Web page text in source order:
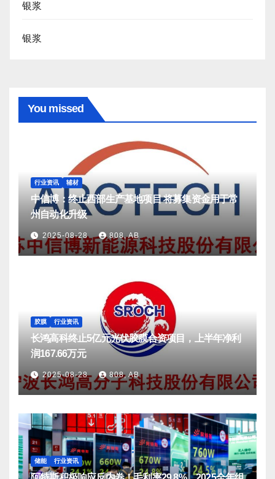
银浆
银浆
You missed
行业资讯 辅材
中信博：终止西部生产基地项目 将募集资金用于常
州自动化升级
2025-08-28 808, AB
胶膜 行业资讯
长鸿高科终止5亿元光伏胶膜合资项目，上半年净利
润167.66万元
2025-08-28 808, AB
储能 行业资讯